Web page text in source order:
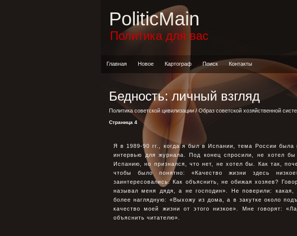
PoliticMain
Политика для вас
Главная Новое Картограф Поиск Контакты
Бедность: личный взгляд
Политика советской цивилизации /Образ советской хозяйственной
Страница 4
Я в 1989-90 гг., когда я был в Испании, тема России
интервью для журнала. Под конец спросили, не хотел
Испанию, но признался, что нет, не хотел бы. Как так,
чтобы было понятно: «Качество жизни здесь
заинтересовались. Как объяснить, не обижая хозяев?
называл меня дядя, а не господин». Не поверили:
более наглядную: «Выхожу из дома, а в закутке около
качество моей жизни от этого низкое». Мне говорят:
объяснить читателю».